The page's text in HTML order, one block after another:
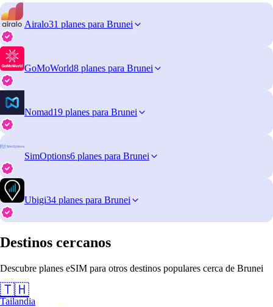
Airalo31 planes para Brunei
GoMoWorld8 planes para Brunei
Nomad19 planes para Brunei
SimOptions6 planes para Brunei
Ubigi34 planes para Brunei
Destinos cercanos
Descubre planes eSIM para otros destinos populares cerca de Brunei
🇹🇭
Tailandia